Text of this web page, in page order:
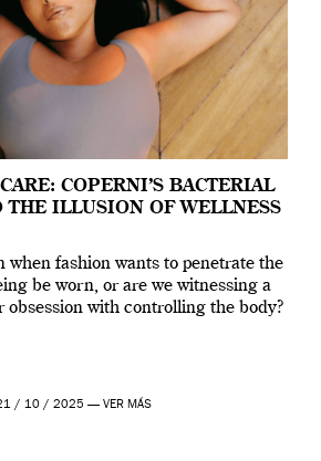
COPERNI’S BACTERIAL
THE ILLUSION OF WELLNESS
when fashion wants to penetrate the
be worn, or are we witnessing a
obsession with controlling the body?
/ 10 / 2025 — VER MÁS